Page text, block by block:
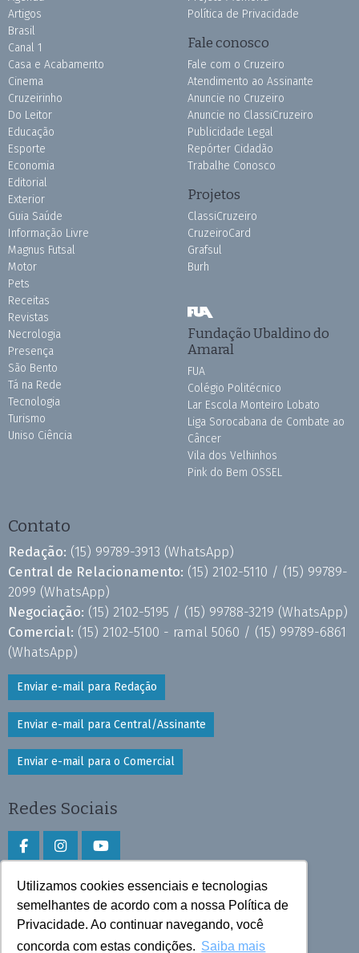
Utilizamos cookies essenciais e tecnologias
semelhantes de acordo com a nossa Política de
Privacidade. Ao continuar navegando, você
concorda com estas condições. Saiba mais
Artigos
Brasil
Canal 1
Casa e Acabamento
Cinema
Cruzeirinho
Do Leitor
Educação
Esporte
Economia
Editorial
Exterior
Guia Saúde
Informação Livre
Magnus Futsal
Motor
Pets
Receitas
Revistas
Necrologia
Presença
São Bento
Tá na Rede
Tecnologia
Turismo
Uniso Ciência
Política de Privacidade
Fale conosco
Fale com o Cruzeiro
Atendimento ao Assinante
Anuncie no Cruzeiro
Anuncie no ClassiCruzeiro
Publicidade Legal
Repórter Cidadão
Trabalhe Conosco
Projetos
ClassiCruzeiro
CruzeiroCard
Grafsul
Burh
Fundação Ubaldino do
Amaral
FUA
Colégio Politécnico
Lar Escola Monteiro Lobato
Liga Sorocabana de Combate ao
Câncer
Vila dos Velhinhos
Pink do Bem OSSEL
Contato
Redação: (15) 99789-3913 (WhatsApp)
Central de Relacionamento: (15) 2102-5110 / (15) 99789-
2099 (WhatsApp)
Negociação: (15) 2102-5195 / (15) 99788-3219 (WhatsApp)
Comercial: (15) 2102-5100 - ramal 5060 / (15) 99789-6861
(WhatsApp)
Enviar e-mail para Redação
Enviar e-mail para Central/Assinante
Enviar e-mail para o Comercial
Redes Sociais
Faça download do aplicativo
Play Store e App Store